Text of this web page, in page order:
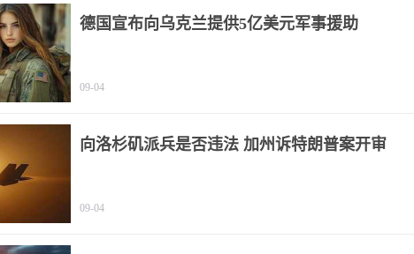
德国宣布向乌克兰提供5亿美元军事援助
09-04
向洛杉矶派兵是否违法 加州诉特朗普案开审
09-04